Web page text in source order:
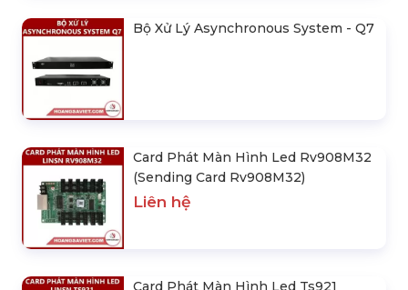
Bộ Xử Lý Asynchronous System - Q7
Card Phát Màn Hình Led Rv908M32
(Sending Card Rv908M32)
Liên hệ
Card Phát Màn Hình Led Ts921